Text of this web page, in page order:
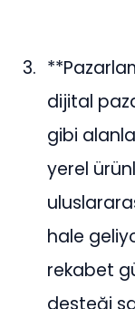
dijital
gibi
yerel
hale
rekabet